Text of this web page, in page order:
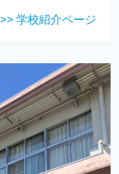
>> 学校紹介ページ